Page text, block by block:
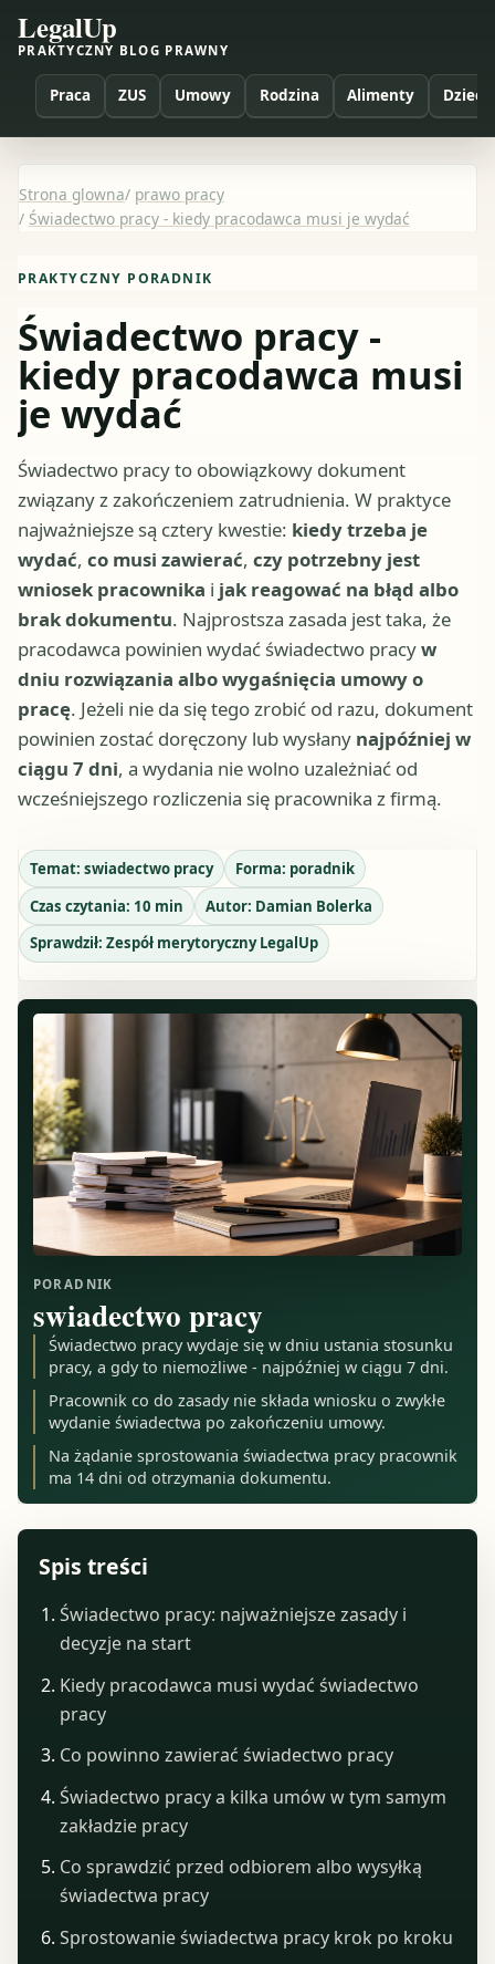
LegalUp
PRAKTYCZNY BLOG PRAWNY
Praca ZUS Umowy Rodzina Alimenty Dzieci
Strona glowna/ prawo pracy
/ Świadectwo pracy - kiedy pracodawca musi je wydać
PRAKTYCZNY PORADNIK
Świadectwo pracy -
kiedy pracodawca musi
je wydać
Świadectwo pracy to obowiązkowy dokument
związany z zakończeniem zatrudnienia. W praktyce
najważniejsze są cztery kwestie: kiedy trzeba je
wydać, co musi zawierać, czy potrzebny jest
wniosek pracownika i jak reagować na błąd albo
brak dokumentu. Najprostsza zasada jest taka, że
pracodawca powinien wydać świadectwo pracyw
dniu rozwiązania albo wygaśnięcia umowy o
pracę. Jeżeli nie da się tego zrobić od razu, dokument
powinien zostać doręczony lub wysłany najpóźniej w
ciągu 7 dni, a wydania nie wolno uzależniać od
wcześniejszego rozliczenia się pracownika z firmą.
Temat: swiadectwo pracy Forma: poradnik
Czas czytania: 10 min Autor: Damian Bolerka
Sprawdził: Zespół merytoryczny LegalUp
PORADNIK
swiadectwo pracy
Świadectwo pracy wydaje się w dniu ustania stosunku
pracy, a gdy to niemożliwe - najpóźniej w ciągu 7 dni.
Pracownik co do zasady nie składa wniosku o zwykłe
wydanie świadectwa po zakończeniu umowy.
Na żądanie sprostowania świadectwa pracy pracownik
ma 14 dni od otrzymania dokumentu.
Spis treści
Świadectwo pracy: najważniejsze zasady i
decyzje na start
Kiedy pracodawca musi wydać świadectwo
pracy
Co powinno zawierać świadectwo pracy
Świadectwo pracy a kilka umów w tym samym
zakładzie pracy
Co sprawdzić przed odbiorem albo wysyłką
świadectwa pracy
Sprostowanie świadectwa pracy krok po kroku